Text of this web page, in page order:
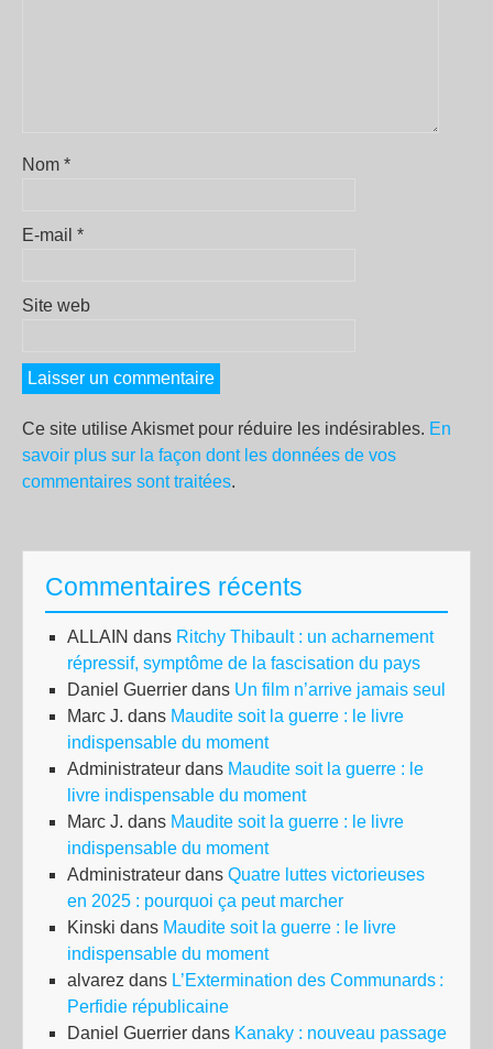
Nom *
E-mail *
Site web
Ce site utilise Akismet pour réduire les indésirables. En
savoir plus sur la façon dont les données de vos
commentaires sont traitées.
Commentaires récents
ALLAIN dans Ritchy Thibault : un acharnement
répressif, symptôme de la fascisation du pays
Daniel Guerrier dans Un film n’arrive jamais seul
Marc J. dans Maudite soit la guerre : le livre
indispensable du moment
Administrateur dans Maudite soit la guerre : le
livre indispensable du moment
Marc J. dans Maudite soit la guerre : le livre
indispensable du moment
Administrateur dans Quatre luttes victorieuses
en 2025 : pourquoi ça peut marcher
Kinski dans Maudite soit la guerre : le livre
indispensable du moment
alvarez dans L’Extermination des Communards :
Perfidie républicaine
Daniel Guerrier dans Kanaky : nouveau passage